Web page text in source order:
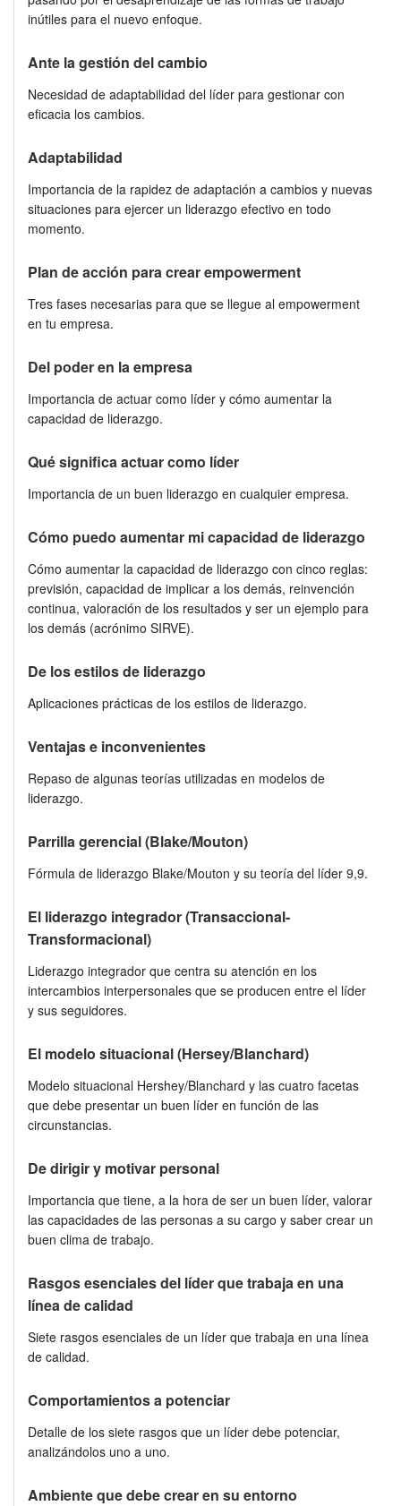
inútiles para el nuevo enfoque.
Ante la gestión del cambio
Necesidad de adaptabilidad del líder para gestionar con
eficacia los cambios.
Adaptabilidad
Importancia de la rapidez de adaptación a cambios y nuevas
situaciones para ejercer un liderazgo efectivo en todo
momento.
Plan de acción para crear empowerment
Tres fases necesarias para que se llegue al empowerment
en tu empresa.
Del poder en la empresa
Importancia de actuar como líder y cómo aumentar la
capacidad de liderazgo.
Qué significa actuar como líder
Importancia de un buen liderazgo en cualquier empresa.
Cómo puedo aumentar mi capacidad de liderazgo
Cómo aumentar la capacidad de liderazgo con cinco reglas:
previsión, capacidad de implicar a los demás, reinvención
continua, valoración de los resultados y ser un ejemplo para
los demás (acrónimo SIRVE).
De los estilos de liderazgo
Aplicaciones prácticas de los estilos de liderazgo.
Ventajas e inconvenientes
Repaso de algunas teorías utilizadas en modelos de
liderazgo.
Parrilla gerencial (Blake/Mouton)
Fórmula de liderazgo Blake/Mouton y su teoría del líder 9,9.
El liderazgo integrador (Transaccional-
Transformacional)
Liderazgo integrador que centra su atención en los
intercambios interpersonales que se producen entre el líder
y sus seguidores.
El modelo situacional (Hersey/Blanchard)
Modelo situacional Hershey/Blanchard y las cuatro facetas
que debe presentar un buen líder en función de las
circunstancias.
De dirigir y motivar personal
Importancia que tiene, a la hora de ser un buen líder, valorar
las capacidades de las personas a su cargo y saber crear un
buen clima de trabajo.
Rasgos esenciales del líder que trabaja en una
línea de calidad
Siete rasgos esenciales de un líder que trabaja en una línea
de calidad.
Comportamientos a potenciar
Detalle de los siete rasgos que un líder debe potenciar,
analizándolos uno a uno.
Ambiente que debe crear en su entorno